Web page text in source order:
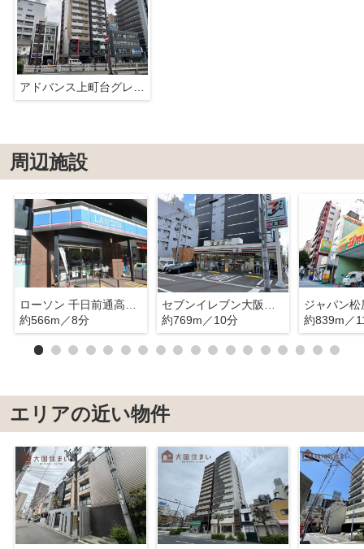
アドバンス上町台グレイス
周辺施設
約566m／8分
約769m／10分
ジャパン松
約839m／
エリアの近い物件